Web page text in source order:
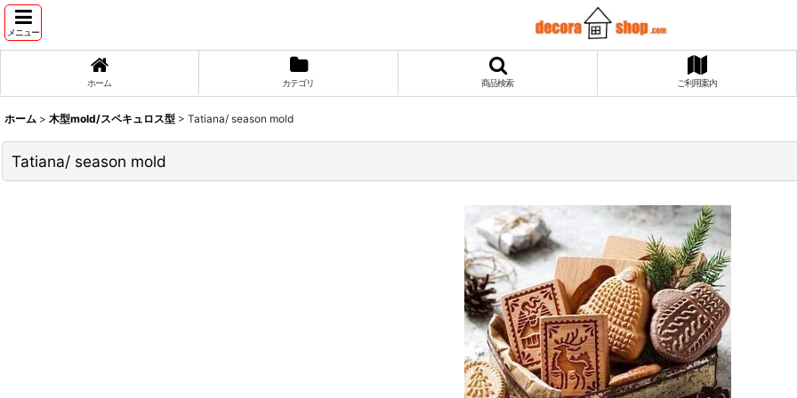
メニュー
ホーム カテゴリ 商品検索 ご利用案内
ホーム > 木型mold/スペキュロス型 > Tatiana/ season mold
Tatiana/ season mold